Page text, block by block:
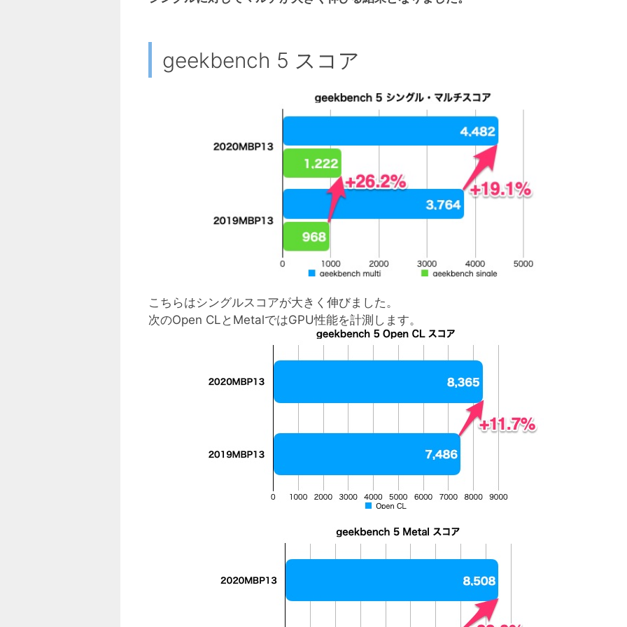
geekbench 5 スコア
こちらはシングルスコアが大きく伸びました。
次のOpen CLとMetalではGPU性能を計測します。